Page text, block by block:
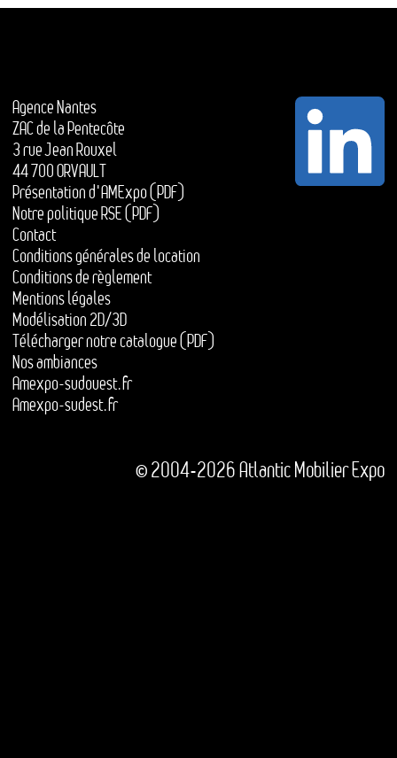
Agence Nantes
ZAC de la Pentecôte
3 rue Jean Rouxel
44 700 ORVAULT
Présentation d'AMExpo (PDF)
Notre politique RSE (PDF)
Contact
Conditions générales de location
Conditions de règlement
Mentions légales
Modélisation 2D/3D
Télécharger notre catalogue (PDF)
Nos ambiances
Amexpo-sudouest.fr
Amexpo-sudest.fr
© 2004-2026 Atlantic Mobilier Expo